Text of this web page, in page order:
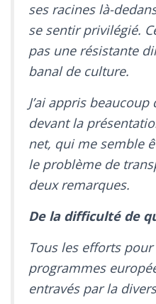
ses racines là-
se sentir privilégié.
pas une résistante
banal de culture.
J’ai appris
devant la
net, qui me semble
le problème de
deux remarques.
De la difficulté de
Tous les efforts
programmes
entravés par la